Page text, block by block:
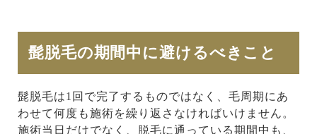
髭脱毛の期間中に避けるべきこと
髭脱毛は1回で完了するものではなく、毛周期にあ
わせて何度も施術を繰り返さなければいけません。
施術当日だけでなく、脱毛に通っている期間中も、